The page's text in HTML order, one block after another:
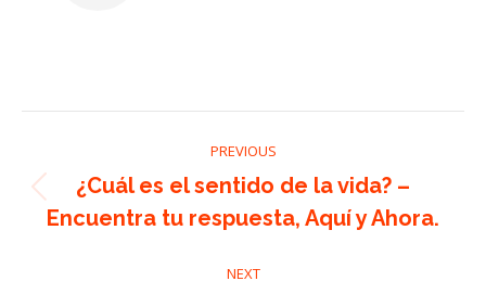
navigation
PREVIOUS
Previous
post:
¿Cuál es el sentido de la vida? –
Encuentra tu respuesta, Aquí y Ahora.
NEXT